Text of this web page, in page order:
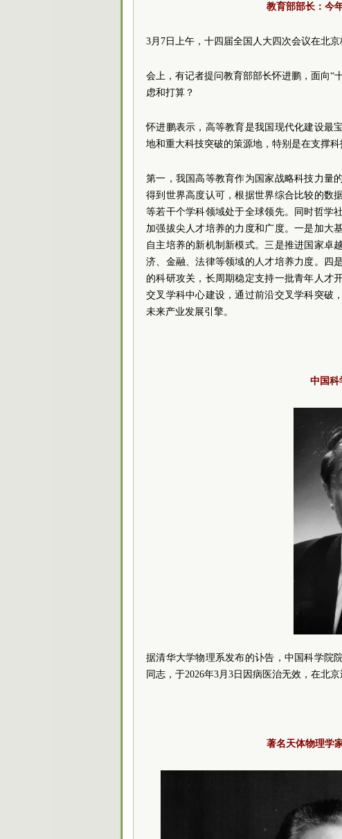
教育部部长：今
3月7日上午，十四届全国人大四次会议在北
会上，有记者提问教育部部长怀进鹏，面向“
虑和打算？
怀进鹏表示，高等教育是我国现代化建设最
地和重大科技突破的策源地，特别是在支撑
第一，我国高等教育作为国家战略科技力量
得到世界高度认可，根据世界综合比较的数
等若干个学科领域处于全球领先。同时哲学
加强拔尖人才培养的力度和广度。一是加大
自主培养的新机制新模式。三是推进国家卓
济、金融、法律等领域的人才培养力度。四
的科研攻关，长周期稳定支持一批青年人才
交叉学科中心建设，通过前沿交叉学科突破
未来产业发展引擎。
中国科
据清华大学物理系发布的讣告，中国科学院
同志，于2026年3月3日因病医治无效，在北京
著名天体物理学